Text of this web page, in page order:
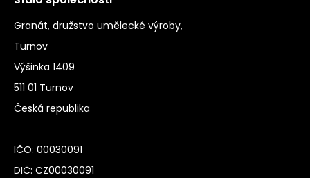
Granát, družstvo umělecké výroby,
Turnov
Výšinka 1409
511 01 Turnov
Česká republika
IČO: 00030091
DIČ: CZ00030091